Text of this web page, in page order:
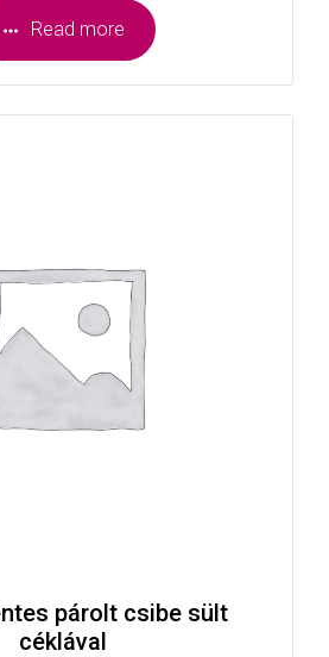
Read more
párolt csibe sült
céklával